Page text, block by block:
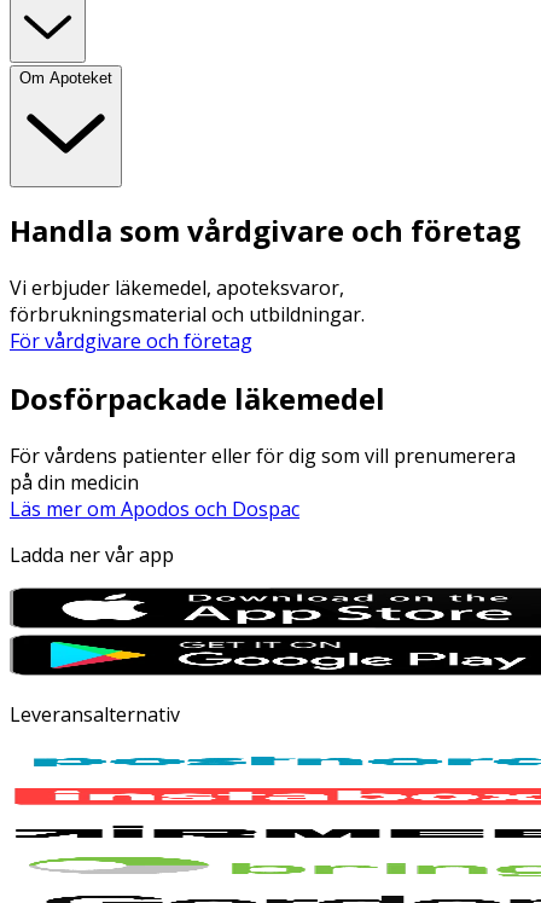
Om Apoteket
Handla som vårdgivare och företag
Vi erbjuder läkemedel, apoteksvaror,
förbrukningsmaterial och utbildningar.
För vårdgivare och företag
Dosförpackade läkemedel
För vårdens patienter eller för dig som vill prenumerera
på din medicin
Läs mer om Apodos och Dospac
Ladda ner vår app
Leveransalternativ